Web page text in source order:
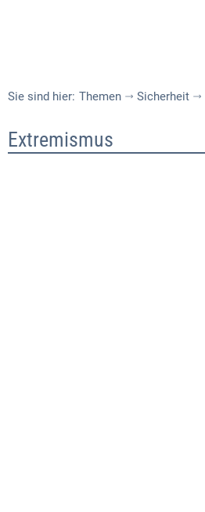
Sie sind hier: Themen Sicherheit
Extremismus
Extremismus